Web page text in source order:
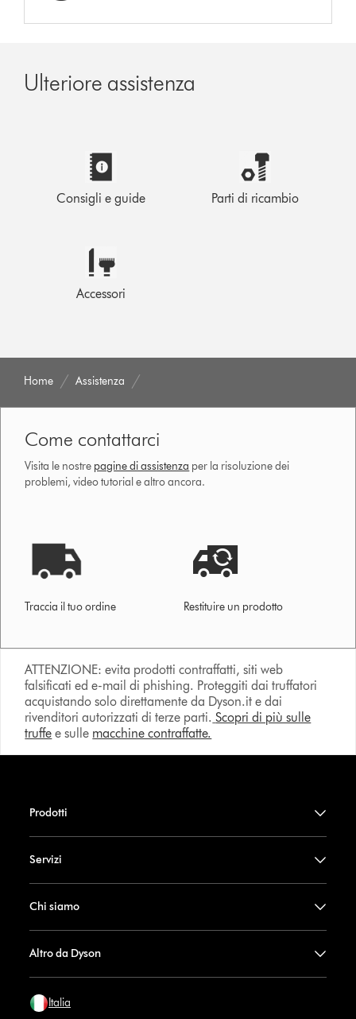
Ulteriore assistenza
Consigli e guide Parti di ricambio
Accessori
Home Assistenza
Come contattarci
Visita le nostre pagine di assistenza per la risoluzione dei
problemi, video tutorial e altro ancora.
Traccia il tuo ordine Restituire un prodotto
ATTENZIONE: evita prodotti contraffatti, siti web
falsificati ed e-mail di phishing. Proteggiti dai truffatori
acquistando solo direttamente da Dyson.it e dai
rivenditori autorizzati di terze parti. Scopri di più sulle
truffe e sulle macchine contraffatte.
Prodotti
Servizi
Chi siamo
Altro da Dyson
Italia